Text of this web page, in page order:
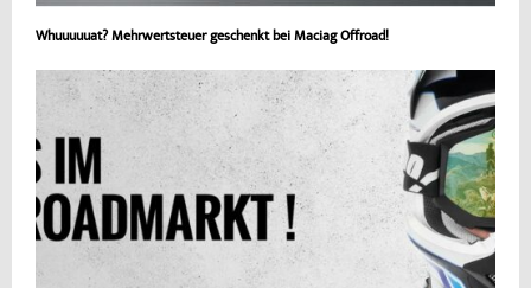
Whuuuuuat? Mehrwertsteuer geschenkt bei Maciag Offroad!